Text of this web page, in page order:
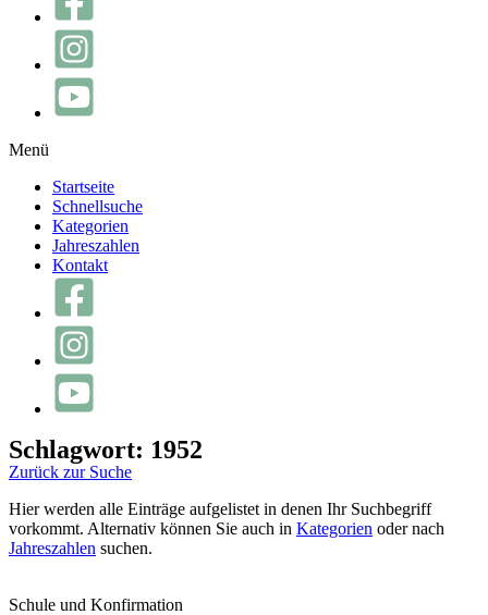
Menü
Startseite
Schnellsuche
Kategorien
Jahreszahlen
Kontakt
Schlagwort: 1952
Zurück zur Suche
Hier werden alle Einträge aufgelistet in denen Ihr Suchbegriff
vorkommt. Alternativ können Sie auch in Kategorien oder nach
Jahreszahlen suchen.
Schule und Konfirmation